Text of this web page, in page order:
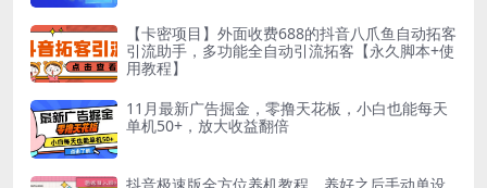
【卡密项目】外面收费688的抖音八爪鱼自动拓客
引流助手，多功能全自动引流拓客【永久脚本+使
用教程】
11月最新广告掘金，零撸天花板，小白也能每天
单机50+，放大收益翻倍
抖音极速版全方位养机教程，养好之后手动单设